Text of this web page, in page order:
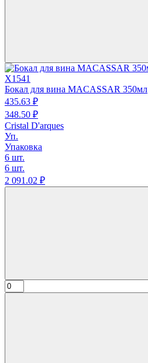
X1541
Бокал для вина MACASSAR 350мл
435.63 ₽
348.50 ₽
Cristal D'arques
Уп.
Упаковка
6 шт.
6 шт.
2 091.02 ₽